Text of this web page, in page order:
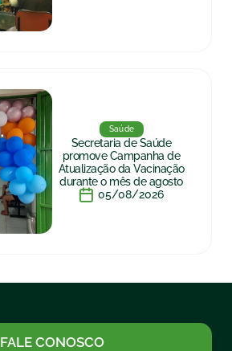
Saúde
Secretaria de Saúde
promove Campanha de
Atualização da Vacinação
durante o mês de agosto
05/08/2026
FALE CONOSCO